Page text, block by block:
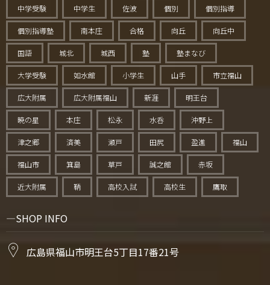
中学受験 中学生 佐波 個別 個別指導
個別指導塾 南本庄 合格 向丘 向丘中
国語 城北 城西 塾 塾まなび
大学受験 如水館 小学生 山手 市立福山
広大附属 広大附属福山 新涯 明王台
暁の星 本庄 松永 水呑 沖野上
津之郷 済美 瀬戸 田尻 盈進 福山
福山市 箕島 草戸 誠之館 赤坂
近大附属 鞆 高校入試 高校生 鷹取
SHOP INFO
広島県福山市明王台5丁目17番21号